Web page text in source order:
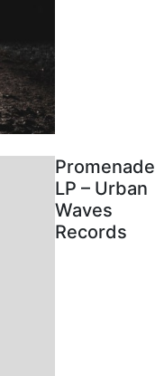
Promenade
LP – Urban
Waves
Records